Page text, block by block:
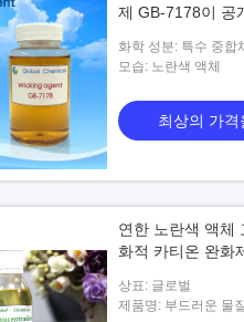
제 GB-7178이 공
화학 성분: 특수 중합
모습: 노란색 액체
최상의 가격
연한 노란색 액체
화적 카티온 완화
상표: 글로벌
제품명: 부드러운 물